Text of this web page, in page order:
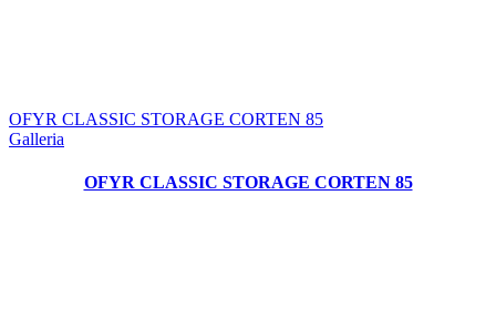
OFYR CLASSIC STORAGE CORTEN 85
Galleria
OFYR CLASSIC STORAGE CORTEN 85